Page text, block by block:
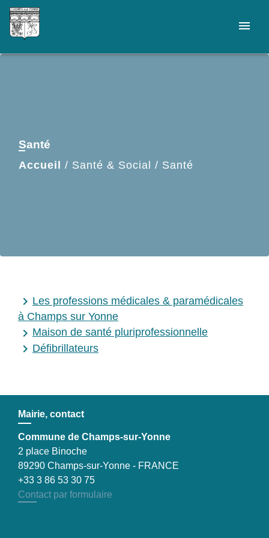
menu
Santé
Accueil / Santé & Social / Santé
keyboard_arrow_right Les professions médicales & paramédicales
à Champs sur Yonne
keyboard_arrow_right Maison de santé pluriprofessionnelle
keyboard_arrow_right Défibrillateurs
Mairie, contact
Commune de Champs-sur-Yonne
2 place Binoche
89290 Champs-sur-Yonne - FRANCE
+33 3 86 53 30 75
Contact par formulaire